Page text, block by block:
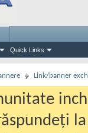
Quick Links
Link/banner